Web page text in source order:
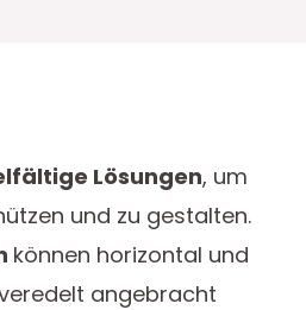
Lösungen, um
und zu gestalten.
können horizontal und
angebracht